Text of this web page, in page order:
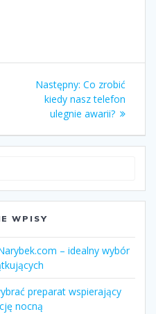
Następny: Następny
wpis:
Co zrobić
kiedy nasz telefon
ulegnie awarii?
WPISY
– idealny wybór
preparat wspierający
nocną